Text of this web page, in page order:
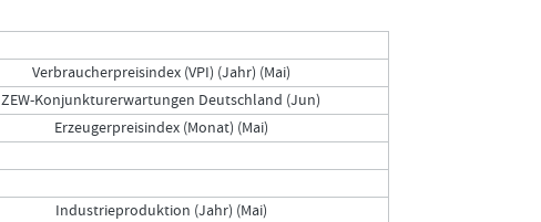
Verbraucherpreisindex (VPI) (Jahr) (Mai)
ZEW-Konjunkturerwartungen Deutschland (Jun)
Erzeugerpreisindex (Monat) (Mai)
Industrieproduktion (Jahr) (Mai)